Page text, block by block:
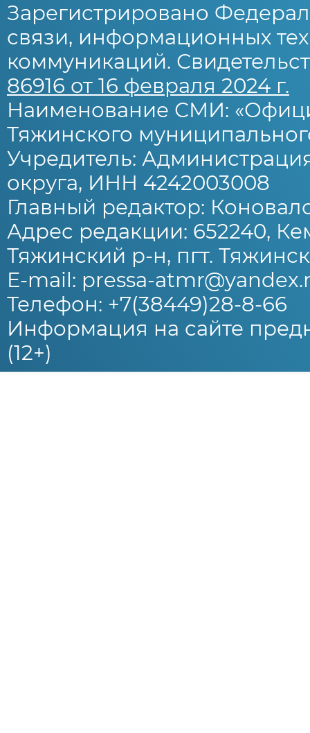
Зарегистрировано
связи, информационных
коммуникаций.
86916 от 16 февраля 2024 г.
Наименование СМИ:
Тяжинского
Учредитель:
округа, ИНН 4242003008
Главный редактор:
Адрес редакции: 652240,
Тяжинский р-н, пгт.
E-mail: pressa-
Телефон: +7(38449)28-8-66
Информация на сайте
(12+)